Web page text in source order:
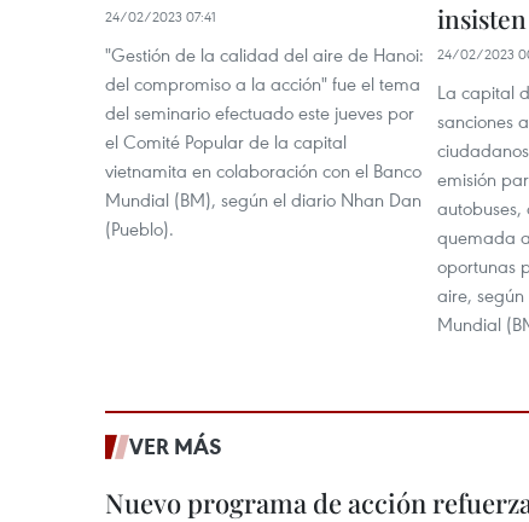
24/02/2023 07:41
"Gestión de la calidad del aire de Hanoi:
del compromiso a la acción" fue el tema
del seminario efectuado este jueves por
el Comité Popular de la capital
vietnamita en colaboración con el Banco
Mundial (BM), según el diario Nhan Dan
(Pueblo).
24/02/2023
La capital
sanciones
emisión
quemada
oportunas
aire,
Mundial
VER MÁS
Nuevo programa de acción